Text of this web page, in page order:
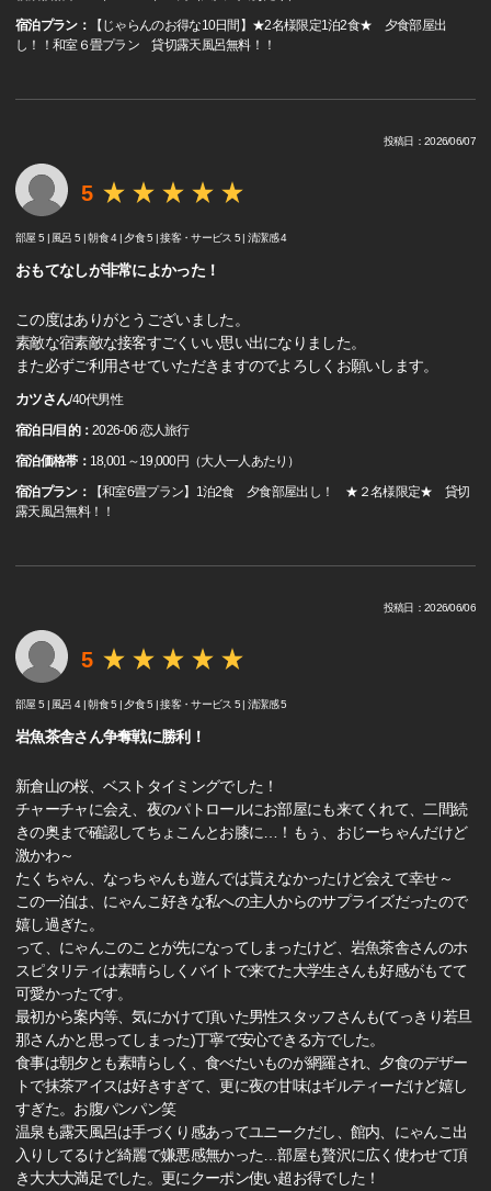
宿泊プラン：
【じゃらんのお得な10日間】★2名様限定1泊2食★ 夕食部屋出
し！！和室６畳プラン 貸切露天風呂無料！！
投稿日：2026/06/07
5
部屋 5 | 風呂 5 |朝食 4 | 夕食 5 |接客・サービス 5 |清潔感 4
おもてなしが非常によかった！
この度はありがとうございました。
素敵な宿素敵な接客すごくいい思い出になりました。
また必ずご利用させていただきますのでよろしくお願いします。
カツさん/40代男性
宿泊日/目的：2026-06 恋人旅行
宿泊価格帯： 18,001～19,000円（大人一人あたり）
宿泊プラン：
【和室6畳プラン】1泊2食 夕食部屋出し！ ★２名様限定★ 貸切
露天風呂無料！！
投稿日：2026/06/06
5
部屋 5 | 風呂 4 |朝食 5 | 夕食 5 |接客・サービス 5 |清潔感 5
岩魚茶舎さん争奪戦に勝利！
新倉山の桜、ベストタイミングでした！
チャーチャに会え、夜のパトロールにお部屋にも来てくれて、二間続
きの奥まで確認してちょこんとお膝に…！もぅ、おじーちゃんだけど
激かわ～
たくちゃん、なっちゃんも遊んでは貰えなかったけど会えて幸せ～
この一泊は、にゃんこ好きな私への主人からのサプライズだったので
嬉し過ぎた。
って、にゃんこのことが先になってしまったけど、岩魚茶舎さんのホ
スピタリティは素晴らしくバイトで来てた大学生さんも好感がもてて
可愛かったです。
最初から案内等、気にかけて頂いた男性スタッフさんも(てっきり若旦
那さんかと思ってしまった)丁寧で安心できる方でした。
食事は朝夕とも素晴らしく、食べたいものが網羅され、夕食のデザー
トで抹茶アイスは好きすぎて、更に夜の甘味はギルティーだけど嬉し
すぎた。お腹パンパン笑
温泉も露天風呂は手づくり感あってユニークだし、館内、にゃんこ出
入りしてるけど綺麗で嫌悪感無かった…部屋も贅沢に広く使わせて頂
き大大大満足でした。更にクーポン使い超お得でした！